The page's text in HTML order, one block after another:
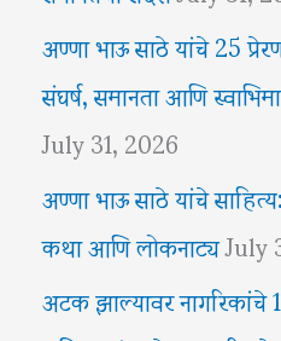
अण्णा भाऊ साठे यांचे 25
संघर्ष, समानता आणि
July 31, 2026
अण्णा भाऊ साठे यांचे
कथा आणि लोकनाट्यJuly
अटक झाल्यावर